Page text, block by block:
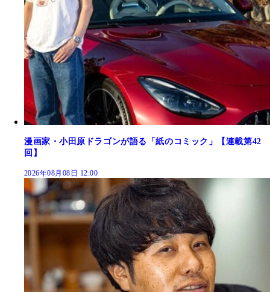
漫画家・小田原ドラゴンが語る「紙のコミック」【連載第42
回】
2026年08月08日 12:00